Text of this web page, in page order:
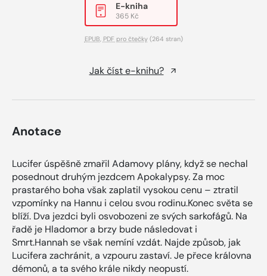
E-kniha
365 Kč
EPUB, PDF pro čtečky(264 stran)
Jak číst e-knihu?
Anotace
Lucifer úspěšně zmařil Adamovy plány, když se nechal
posednout druhým jezdcem Apokalypsy. Za moc
prastarého boha však zaplatil vysokou cenu – ztratil
vzpomínky na Hannu i celou svou rodinu.Konec světa se
blíží. Dva jezdci byli osvobozeni ze svých sarkofágů. Na
řadě je Hladomor a brzy bude následovat i
Smrt.Hannah se však nemíní vzdát. Najde způsob, jak
Lucifera zachránit, a vzpouru zastaví. Je přece královna
démonů, a ta svého krále nikdy neopustí.